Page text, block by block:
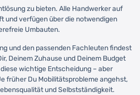
zu bieten. Alle Handwerker auf
und verfügen über die notwendigen
Umbauten.
und den passenden Fachleuten findest
Deinem Zuhause und Deinem Budget
wichtige Entscheidung – aber
früher Du Mobilitätsprobleme angehst,
und Selbstständigkeit.